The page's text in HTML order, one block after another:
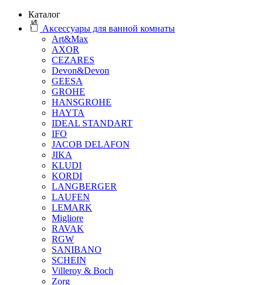
Каталог
Аксессуары для ванной комнаты
Art&Max
AXOR
CEZARES
Devon&Devon
GEESA
GROHE
HANSGROHE
HAYTA
IDEAL STANDART
IFO
JACOB DELAFON
JIKA
KLUDI
KORDI
LANGBERGER
LAUFEN
LEMARK
Migliore
RAVAK
RGW
SANIBANO
SCHEIN
Villeroy & Boch
Zorg